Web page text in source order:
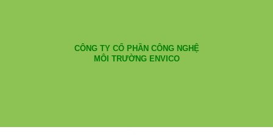
CÔNG TY CỔ PHẦN CÔNG NGHỆ
MÔI TRƯỜNG ENVICO